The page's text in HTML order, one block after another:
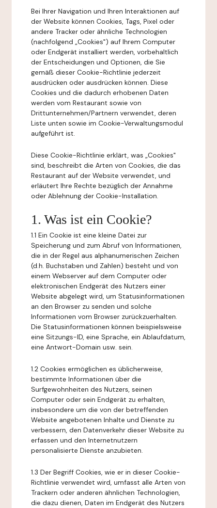
Bei Ihrer Navigation und Ihren Interaktionen auf
der Website können Cookies, Tags, Pixel oder
andere Tracker oder ähnliche Technologien
(nachfolgend „Cookies") auf Ihrem Computer
oder Endgerät installiert werden, vorbehaltlich
der Entscheidungen und Optionen, die Sie
gemäß dieser Cookie-Richtlinie jederzeit
ausdrücken oder ausdrücken können. Diese
Cookies und die dadurch erhobenen Daten
werden vom Restaurant sowie von
Drittunternehmen/Partnern verwendet, deren
Liste unten sowie im Cookie-Verwaltungsmodul
aufgeführt ist.
Diese Cookie-Richtlinie erklärt, was „Cookies"
sind, beschreibt die Arten von Cookies, die das
Restaurant auf der Website verwendet, und
erläutert Ihre Rechte bezüglich der Annahme
oder Ablehnung der Cookie-Installation.
1. Was ist ein Cookie?
1.1 Ein Cookie ist eine kleine Datei zur
Speicherung und zum Abruf von Informationen,
die in der Regel aus alphanumerischen Zeichen
(d.h. Buchstaben und Zahlen) besteht und von
einem Webserver auf dem Computer oder
elektronischen Endgerät des Nutzers einer
Website abgelegt wird, um Statusinformationen
an den Browser zu senden und solche
Informationen vom Browser zurückzuerhalten.
Die Statusinformationen können beispielsweise
eine Sitzungs-ID, eine Sprache, ein Ablaufdatum,
eine Antwort-Domain usw. sein.
1.2 Cookies ermöglichen es üblicherweise,
bestimmte Informationen über die
Surfgewohnheiten des Nutzers, seinen
Computer oder sein Endgerät zu erhalten,
insbesondere um die von der betreffenden
Website angebotenen Inhalte und Dienste zu
verbessern, den Datenverkehr dieser Website zu
erfassen und den Internetnutzern
personalisierte Dienste anzubieten.
1.3 Der Begriff Cookies, wie er in dieser Cookie-
Richtlinie verwendet wird, umfasst alle Arten von
Trackern oder anderen ähnlichen Technologien,
die dazu dienen, Daten im Endgerät des Nutzers